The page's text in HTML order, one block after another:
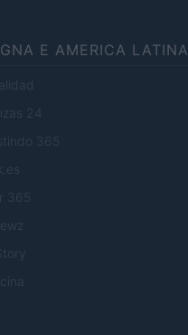
E AMERICA LATINA
24
365
365